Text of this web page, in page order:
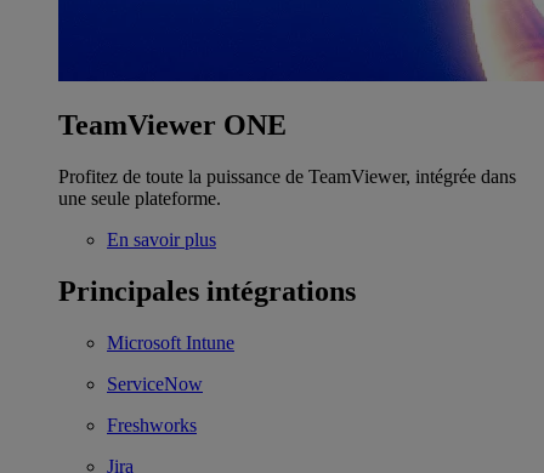
TeamViewer ONE
Profitez de toute la puissance de TeamViewer, intégrée dans
une seule plateforme.
En savoir plus
Principales intégrations
Microsoft Intune
ServiceNow
Freshworks
Jira